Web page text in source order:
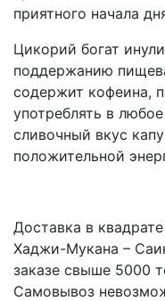
приятного начала
Цикорий богат
поддержанию
содержит кофеина,
употреблять в
сливочный вкус
положительной
Доставка в
Хаджи-Мукана –
заказе свыше 5000
Самовывоз